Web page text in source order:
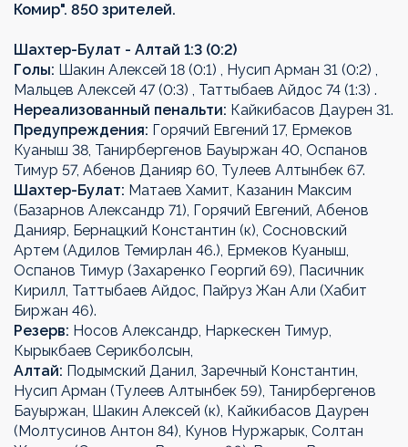
Комир". 850 зрителей.
Шахтер-Булат - Алтай 1:3 (0:2)
Голы: Шакин Алексей 18 (0:1) , Нусип Арман 31 (0:2) ,
Мальцев Алексей 47 (0:3) , Таттыбаев Айдос 74 (1:3) .
Нереализованный пенальти: Кайкибасов Даурен 31.
Предупреждения: Горячий Евгений 17, Ермеков
Куаныш 38, Танирбергенов Бауыржан 40, Оспанов
Тимур 57, Абенов Данияр 60, Тулеев Алтынбек 67.
Шахтер-Булат: Матаев Хамит, Казанин Максим
(Базарнов Александр 71), Горячий Евгений, Абенов
Данияр, Бернацкий Константин (к), Сосновский
Артем (Адилов Темирлан 46.), Ермеков Куаныш,
Оспанов Тимур (Захаренко Георгий 69), Пасичник
Кирилл, Таттыбаев Айдос, Пайруз Жан Али (Хабит
Биржан 46).
Резерв: Носов Александр, Наркескен Тимур,
Кырыкбаев Серикболсын,
Алтай: Подымский Данил, Заречный Константин,
Нусип Арман (Тулеев Алтынбек 59), Танирбергенов
Бауыржан, Шакин Алексей (к), Кайкибасов Даурен
(Молтусинов Антон 84), Кунов Нуржарык, Солтан